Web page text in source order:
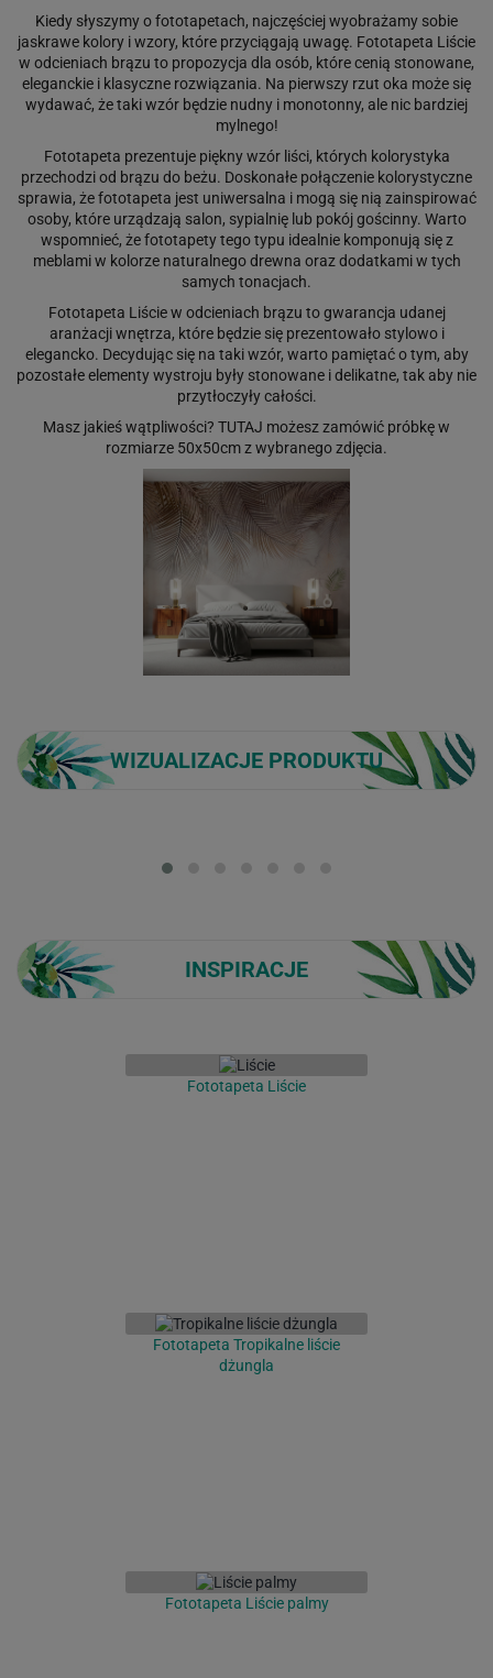
Kiedy słyszymy o fototapetach, najczęściej wyobrażamy sobie
jaskrawe kolory i wzory, które przyciągają uwagę. Fototapeta Liście
w odcieniach brązu to propozycja dla osób, które cenią stonowane,
eleganckie i klasyczne rozwiązania. Na pierwszy rzut oka może się
wydawać, że taki wzór będzie nudny i monotonny, ale nic bardziej
mylnego!
Fototapeta prezentuje piękny wzór liści, których kolorystyka
przechodzi od brązu do beżu. Doskonałe połączenie kolorystyczne
sprawia, że fototapeta jest uniwersalna i mogą się nią zainspirować
osoby, które urządzają salon, sypialnię lub pokój gościnny. Warto
wspomnieć, że fototapety tego typu idealnie komponują się z
meblami w kolorze naturalnego drewna oraz dodatkami w tych
samych tonacjach.
Fototapeta Liście w odcieniach brązu to gwarancja udanej
aranżacji wnętrza, które będzie się prezentowało stylowo i
elegancko. Decydując się na taki wzór, warto pamiętać o tym, aby
pozostałe elementy wystroju były stonowane i delikatne, tak aby nie
przytłoczyły całości.
Masz jakieś wątpliwości? TUTAJ możesz zamówić próbkę w
rozmiarze 50x50cm z wybranego zdjęcia.
WIZUALIZACJE PRODUKTU
INSPIRACJE
Fototapeta Liście
Fototapeta Tropikalne liście
dżungla
Fototapeta Liście palmy